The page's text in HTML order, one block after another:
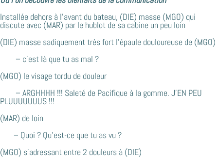
Installée dehors à l’avant du bateau, (DIE) masse (MGO) qui
discute avec (MAR) par le hublot de sa cabine un peu loin
(DIE) masse sadiquement très fort l’épaule douloureuse de (MGO)
– c’est là que tu as mal ?
(MGO) le visage tordu de douleur
– ARGHHHH !!! Saleté de Pacifique à la gomme. J’EN PEU
PLUUUUUUUS !!!
(MAR) de loin
– Quoi ? Qu’est-ce que tu as vu ?
(MGO) s’adressant entre 2 douleurs à (DIE)